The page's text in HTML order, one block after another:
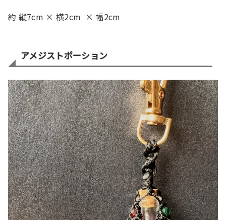
約 縦7cm × 横2cm × 幅2cm
アメジストポーション